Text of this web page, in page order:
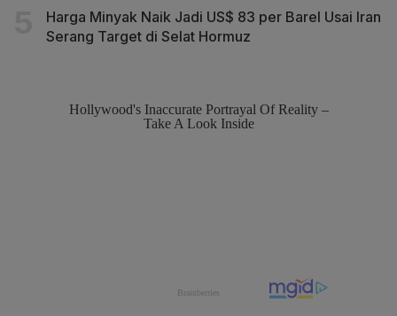
Harga Minyak Naik Jadi US$ 83 per Barel Usai Iran
Serang Target di Selat Hormuz